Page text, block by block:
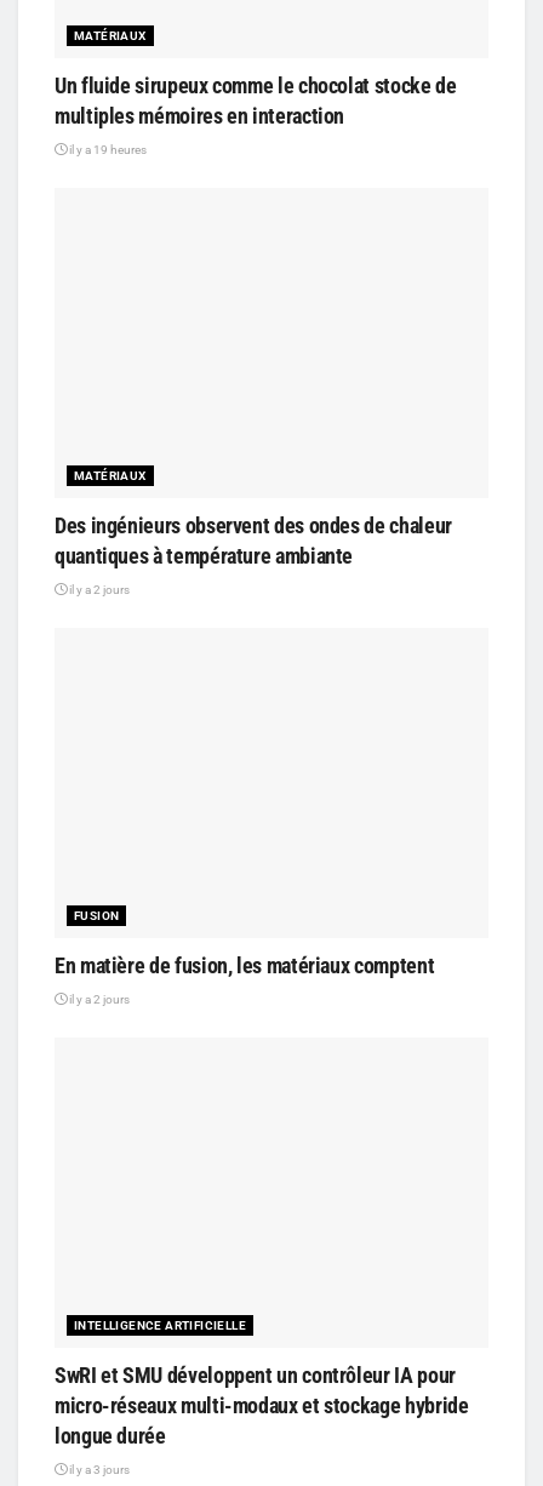
MATÉRIAUX
Un fluide sirupeux comme le chocolat stocke de
multiples mémoires en interaction
il y a 19 heures
MATÉRIAUX
Des ingénieurs observent des ondes de chaleur
quantiques à température ambiante
il y a 2 jours
FUSION
En matière de fusion, les matériaux comptent
il y a 2 jours
INTELLIGENCE ARTIFICIELLE
SwRI et SMU développent un contrôleur IA pour
micro-réseaux multi-modaux et stockage hybride
longue durée
il y a 3 jours